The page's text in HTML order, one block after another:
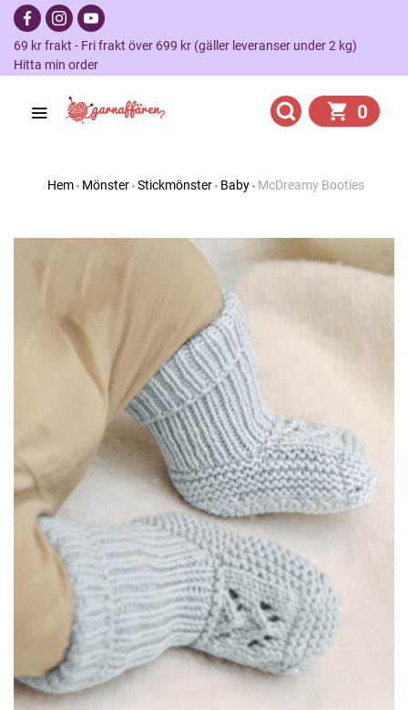
69 kr frakt - Fri frakt över 699 kr (gäller leveranser under 2 kg)
Hitta min order
0
Hem Mönster Stickmönster Baby McDreamy Booties